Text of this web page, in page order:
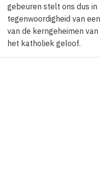
gebeuren stelt ons dus in
tegenwoordigheid van een
van de kerngeheimen van
het katholiek geloof.